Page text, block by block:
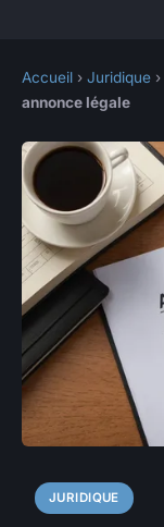
Accueil › Juridique ›
annonce légale
JURIDIQUE